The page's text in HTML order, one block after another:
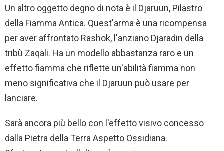
Un altro oggetto degno di nota è il Djaruun, Pilastro
della Fiamma Antica. Quest'arma è una ricompensa
per aver affrontato Rashok, l'anziano Djaradin della
tribù Zaqali. Ha un modello abbastanza raro e un
effetto fiamma che riflette un'abilità fiamma non
meno significativa che il Djaruun può usare per
lanciare.
Sarà ancora più bello con l'effetto visivo concesso
dalla Pietra della Terra Aspetto Ossidiana.